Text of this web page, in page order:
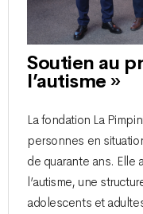
Soutien au
l’autisme »
La fondation La
personnes en
de quarante ans.
l’autisme, une
adolescents et